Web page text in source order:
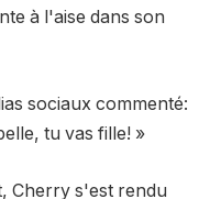
à l'aise dans son
sociaux commenté:
tu vas fille! »
Cherry s'est rendu